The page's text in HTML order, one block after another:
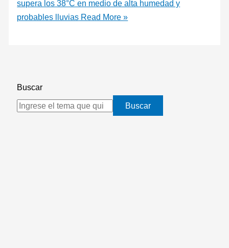
supera los 38°C en medio de alta humedad y
probables lluvias Read More »
Buscar
Buscar